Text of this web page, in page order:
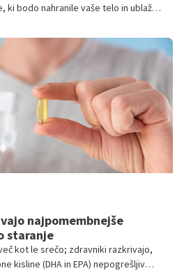
bodo nahranile vaše telo in ublažile
najpomembnejše
staranje
kot le srečo; zdravniki razkrivajo,
kisline (DHA in EPA) nepogrešljiv